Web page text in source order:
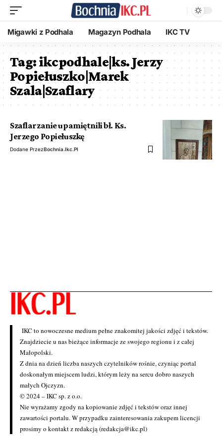
Migawki z Podhala Magazyn Podhala IKC TV
Tag:ikcpodhale|ks. Jerzy
Popiełuszko|Marek
Szala|Szaflary
Szaflarzanie upamiętnili bł. Ks.
Jerzego Popiełuszkę
Dodane PrzezBochnia.ikc.pl
IKC to nowoczesne medium pełne znakomitej jakości zdjęć i tekstów.
Znajdziecie u nas bieżące informacje ze swojego regionu i z całej
Małopolski.
Z dnia na dzień liczba naszych czytelników rośnie, czyniąc portal
doskonałym miejscem ludzi, którym leży na sercu dobro naszych
małych Ojczyzn.
© 2024 – IKC sp. z o.o.
Nie wyrażamy zgody na kopiowanie zdjęć i tekstów oraz innej
zawartości portalu. W przypadku zainteresowania zakupem licencji
prosimy o kontakt z redakcją (redakcja@ikc.pl)